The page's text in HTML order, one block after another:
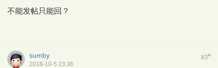
不能发帖只能回？
83#
sumby
2018-10-5 23:36